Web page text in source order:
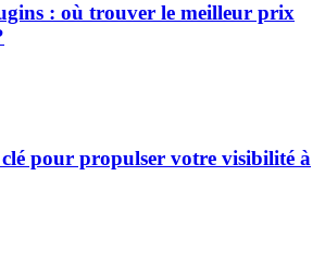
: où trouver le meilleur prix
pour propulser votre visibilité à